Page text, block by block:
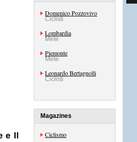
e Il
Domenico Pozzovivo
Ciclisti
Lombardia
Mete
Piemonte
Mete
Leonardo Bertagnolli
Ciclisti
Magazines
Ciclismo